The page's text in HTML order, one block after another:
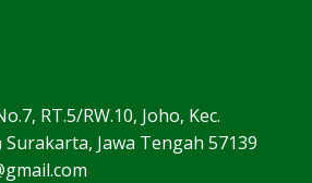
RT.5/RW.10, Joho, Kec.
Jawa Tengah 57139